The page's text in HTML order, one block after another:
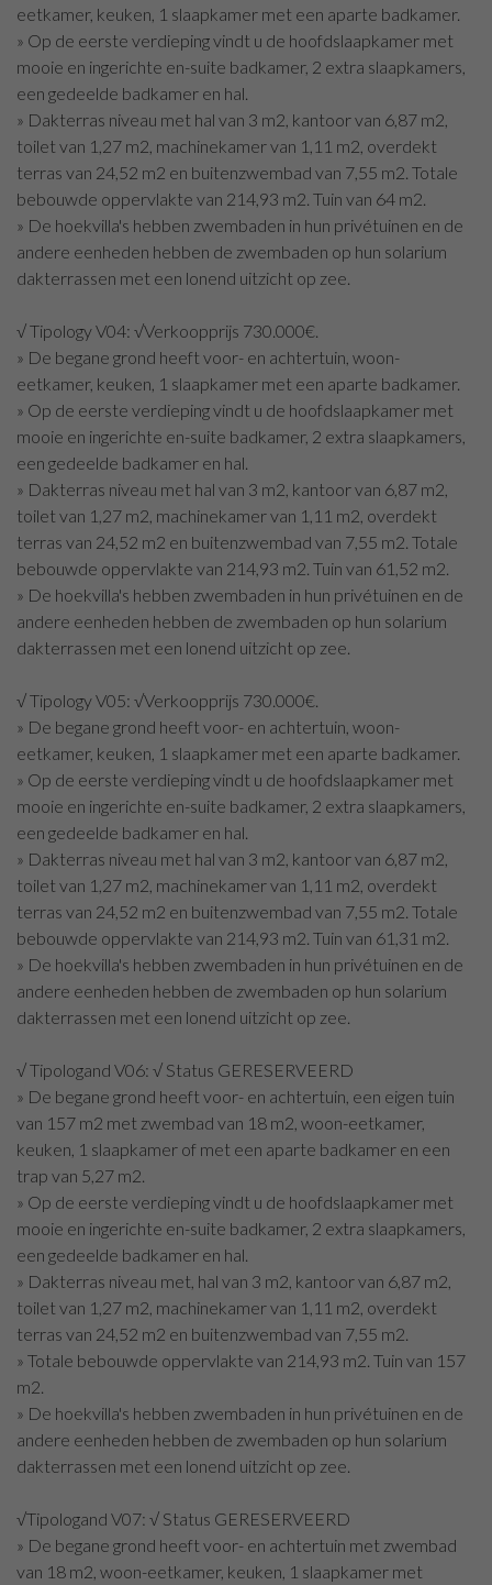
eetkamer, keuken, 1 slaapkamer met een aparte badkamer.
» Op de eerste verdieping vindt u de hoofdslaapkamer met
mooie en ingerichte en-suite badkamer, 2 extra slaapkamers,
een gedeelde badkamer en hal.
» Dakterras niveau met hal van 3 m2, kantoor van 6,87 m2,
toilet van 1,27 m2, machinekamer van 1,11 m2, overdekt
terras van 24,52 m2 en buitenzwembad van 7,55 m2. Totale
bebouwde oppervlakte van 214,93 m2. Tuin van 64 m2.
» De hoekvilla's hebben zwembaden in hun privétuinen en de
andere eenheden hebben de zwembaden op hun solarium
dakterrassen met een lonend uitzicht op zee.
√ Tipology V04: √Verkoopprijs 730.000€.
» De begane grond heeft voor- en achtertuin, woon-
eetkamer, keuken, 1 slaapkamer met een aparte badkamer.
» Op de eerste verdieping vindt u de hoofdslaapkamer met
mooie en ingerichte en-suite badkamer, 2 extra slaapkamers,
een gedeelde badkamer en hal.
» Dakterras niveau met hal van 3 m2, kantoor van 6,87 m2,
toilet van 1,27 m2, machinekamer van 1,11 m2, overdekt
terras van 24,52 m2 en buitenzwembad van 7,55 m2. Totale
bebouwde oppervlakte van 214,93 m2. Tuin van 61,52 m2.
» De hoekvilla's hebben zwembaden in hun privétuinen en de
andere eenheden hebben de zwembaden op hun solarium
dakterrassen met een lonend uitzicht op zee.
√ Tipology V05: √Verkoopprijs 730.000€.
» De begane grond heeft voor- en achtertuin, woon-
eetkamer, keuken, 1 slaapkamer met een aparte badkamer.
» Op de eerste verdieping vindt u de hoofdslaapkamer met
mooie en ingerichte en-suite badkamer, 2 extra slaapkamers,
een gedeelde badkamer en hal.
» Dakterras niveau met hal van 3 m2, kantoor van 6,87 m2,
toilet van 1,27 m2, machinekamer van 1,11 m2, overdekt
terras van 24,52 m2 en buitenzwembad van 7,55 m2. Totale
bebouwde oppervlakte van 214,93 m2. Tuin van 61,31 m2.
» De hoekvilla's hebben zwembaden in hun privétuinen en de
andere eenheden hebben de zwembaden op hun solarium
dakterrassen met een lonend uitzicht op zee.
√ Tipologand V06: √ Status GERESERVEERD
» De begane grond heeft voor- en achtertuin, een eigen tuin
van 157 m2 met zwembad van 18 m2, woon-eetkamer,
keuken, 1 slaapkamer of met een aparte badkamer en een
trap van 5,27 m2.
» Op de eerste verdieping vindt u de hoofdslaapkamer met
mooie en ingerichte en-suite badkamer, 2 extra slaapkamers,
een gedeelde badkamer en hal.
» Dakterras niveau met, hal van 3 m2, kantoor van 6,87 m2,
toilet van 1,27 m2, machinekamer van 1,11 m2, overdekt
terras van 24,52 m2 en buitenzwembad van 7,55 m2.
» Totale bebouwde oppervlakte van 214,93 m2. Tuin van 157
m2.
» De hoekvilla's hebben zwembaden in hun privétuinen en de
andere eenheden hebben de zwembaden op hun solarium
dakterrassen met een lonend uitzicht op zee.
√Tipologand V07: √ Status GERESERVEERD
» De begane grond heeft voor- en achtertuin met zwembad
van 18 m2, woon-eetkamer, keuken, 1 slaapkamer met